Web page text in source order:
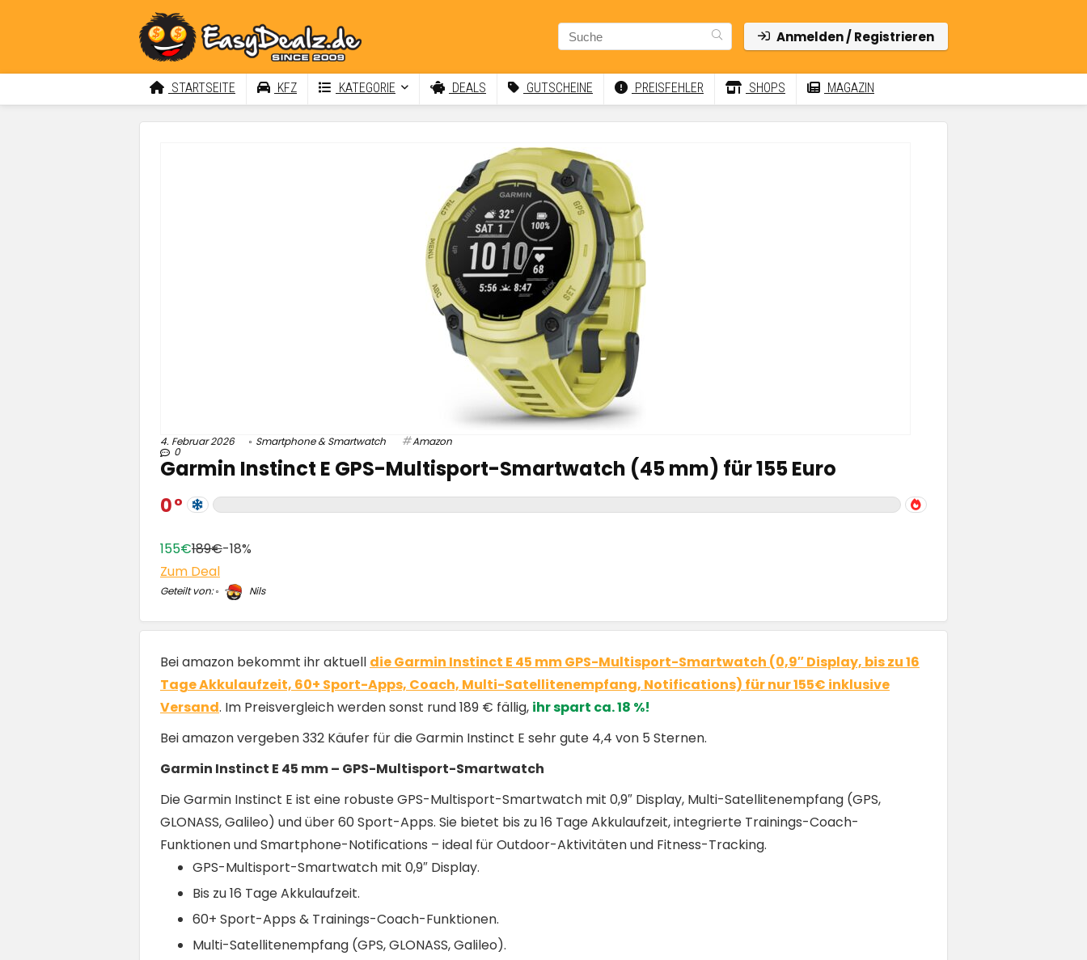
Anmelden / Registrieren
STARTSEITE KFZ KATEGORIE DEALS GUTSCHEINE PREISFEHLER SHOPS MAGAZIN
4. Februar 2026 Smartphone & Smartwatch Amazon
0
Garmin Instinct E GPS-Multisport-Smartwatch (45 mm) für 155 Euro
0
155€189€-18%
Zum Deal
Geteilt von: Nils
Bei amazon bekommt ihr aktuell die Garmin Instinct E 45 mm GPS-Multisport-Smartwatch (0,9″ Display, bis zu 16
Tage Akkulaufzeit, 60+ Sport-Apps, Coach, Multi-Satellitenempfang, Notifications) für nur 155€ inklusive
Versand. Im Preisvergleich werden sonst rund 189 € fällig, ihr spart ca. 18 %!
Bei amazon vergeben 332 Käufer für die Garmin Instinct E sehr gute 4,4 von 5 Sternen.
Garmin Instinct E 45 mm – GPS-Multisport-Smartwatch
Die Garmin Instinct E ist eine robuste GPS-Multisport-Smartwatch mit 0,9″ Display, Multi-Satellitenempfang (GPS,
GLONASS, Galileo) und über 60 Sport-Apps. Sie bietet bis zu 16 Tage Akkulaufzeit, integrierte Trainings-Coach-
Funktionen und Smartphone-Notifications – ideal für Outdoor-Aktivitäten und Fitness-Tracking.
GPS-Multisport-Smartwatch mit 0,9″ Display.
Bis zu 16 Tage Akkulaufzeit.
60+ Sport-Apps & Trainings-Coach-Funktionen.
Multi-Satellitenempfang (GPS, GLONASS, Galileo).